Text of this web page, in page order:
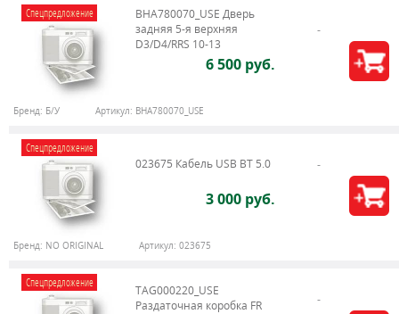
Спецпредложение
BHA780070_USE Дверь
задняя 5-я верхняя
D3/D4/RRS 10-13
6 500 руб.
Бренд: Б/У Артикул: BHA780070_USE
Спецпредложение
023675 Кабель USB BT 5.0
3 000 руб.
Бренд: NO ORIGINAL Артикул: 023675
Спецпредложение
TAG000220_USE
Раздаточная коробка FR